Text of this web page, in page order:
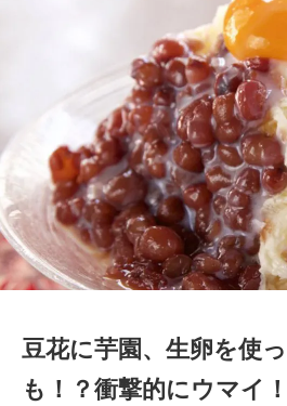
豆花に芋園、生卵を使
も！？衝撃的にウマイ